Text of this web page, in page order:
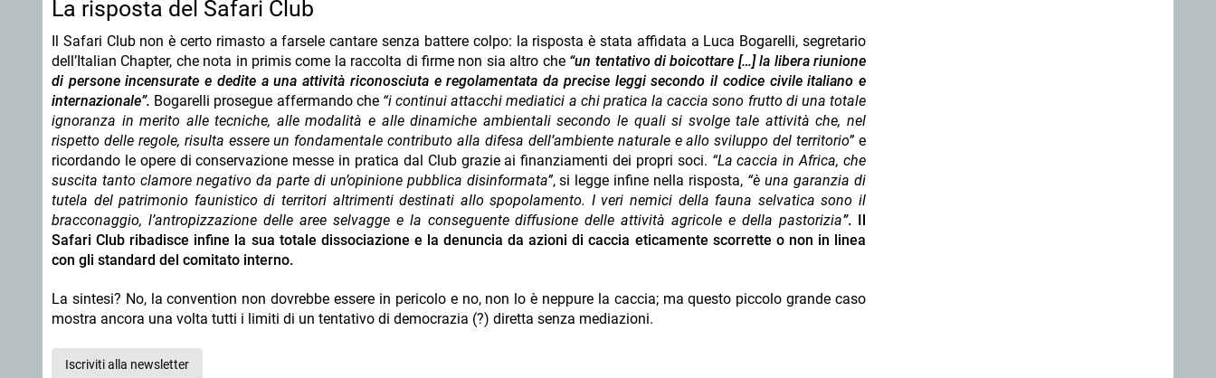
La risposta del Safari Club
Il Safari Club non è certo rimasto a farsele cantare senza battere colpo: la risposta è stata affidata a Luca Bogarelli, segretario
dell’Italian Chapter, che nota in primis come la raccolta di firme non sia altro che “un tentativo di boicottare […] la libera riunione
di persone incensurate e dedite a una attività riconosciuta e regolamentata da precise leggi secondo il codice civile italiano e
internazionale”. Bogarelli prosegue affermando che “i continui attacchi mediatici a chi pratica la caccia sono frutto di una totale
ignoranza in merito alle tecniche, alle modalità e alle dinamiche ambientali secondo le quali si svolge tale attività che, nel
rispetto delle regole, risulta essere un fondamentale contributo alla difesa dell’ambiente naturale e allo sviluppo del territorio”e
ricordando le opere di conservazione messe in pratica dal Club grazie ai finanziamenti dei propri soci. “La caccia in Africa, che
suscita tanto clamore negativo da parte di un’opinione pubblica disinformata”, si legge infine nella risposta, “è una garanzia di
tutela del patrimonio faunistico di territori altrimenti destinati allo spopolamento. I veri nemici della fauna selvatica sono il
bracconaggio, l’antropizzazione delle aree selvagge e la conseguente diffusione delle attività agricole e della pastorizia”. Il
Safari Club ribadisce infine la sua totale dissociazione e la denuncia da azioni di caccia eticamente scorrette o non in linea
con gli standard del comitato interno.
La sintesi? No, la convention non dovrebbe essere in pericolo e no, non lo è neppure la caccia; ma questo piccolo grande caso
mostra ancora una volta tutti i limiti di un tentativo di democrazia (?) diretta senza mediazioni.
Iscriviti alla newsletter